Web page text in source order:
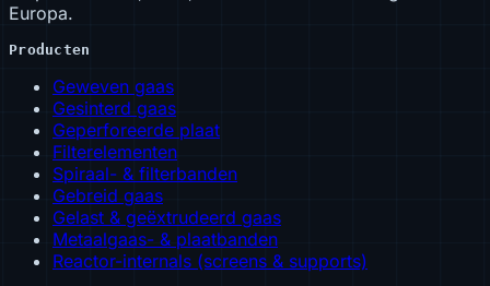
Europa.
Producten
Geweven gaas
Gesinterd gaas
Geperforeerde plaat
Filterelementen
Spiraal- & filterbanden
Gebreid gaas
Gelast & geëxtrudeerd gaas
Metaalgaas- & plaatbanden
Reactor-internals (screens & supports)